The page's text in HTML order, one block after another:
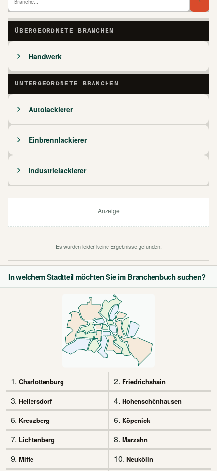
In welchem Stadtteil möchten Sie im Branchenbuch suchen?
1. Charlottenburg 2. Friedrichshain
3. Hellersdorf 4. Hohenschönhausen
5. Kreuzberg 6. Köpenick
7. Lichtenberg 8. Marzahn
9. Mitte 10. Neukölln
ÜBERGEORDNETE BRANCHEN
Handwerk
UNTERGEORDNETE BRANCHEN
Autolackierer
Einbrennlackierer
Industrielackierer
Anzeige
Es wurden leider keine Ergebnisse gefunden.